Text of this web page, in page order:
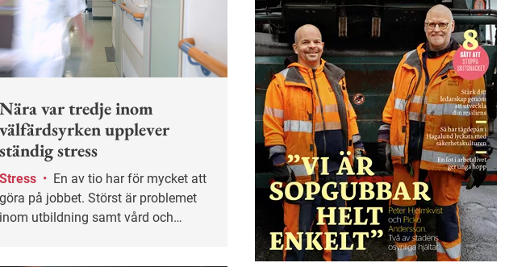
Nära var tredje inom
välfärdsyrken upplever
ständig stress
Stress •
göra på jobbet. Störst är problemet
inom utbildning samt vård och